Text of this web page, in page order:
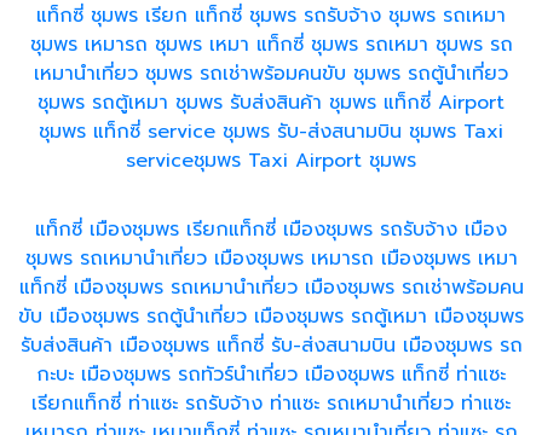
แท็กซี่ ชุมพร เรียก ​แท็กซี่ ชุมพร รถรับจ้าง ชุมพร รถเหมา
ชุมพร เหมารถ ชุมพร เหมา แท็กซี่ ชุมพร รถเหมา ชุมพร รถ
เหมานำเที่ยว ชุมพร รถเช่าพร้อมคนขับ ชุมพร รถตู้นำเที่ยว
ชุมพร รถตู้เหมา ชุมพร รับส่งสินค้า ชุมพร แท็กซี่​ Airport
ชุมพร แท็กซี่​ service ชุมพร รับ-ส่งสนามบิน ชุมพร Taxi
serviceชุมพร Taxi Airport ชุมพร
แท็กซี่ เมืองชุมพร เรียกแท็กซี่ เมืองชุมพร รถรับจ้าง เมือง
ชุมพร รถเหมานำเที่ยว เมืองชุมพร เหมารถ เมืองชุมพร เหมา
แท็กซี่ เมืองชุมพร รถเหมานำเที่ยว เมืองชุมพร รถเช่าพร้อมคน
ขับ เมืองชุมพร รถตู้นำเที่ยว เมืองชุมพร รถตู้เหมา เมืองชุมพร
รับส่งสินค้า เมืองชุมพร แท็กซี่ รับ-ส่งสนามบิน เมืองชุมพร รถ
กะบะ เมืองชุมพร รถทัวร์นำเที่ยว เมืองชุมพร แท็กซี่ ท่าแซะ
เรียกแท็กซี่ ท่าแซะ รถรับจ้าง ท่าแซะ รถเหมานำเที่ยว ท่าแซะ